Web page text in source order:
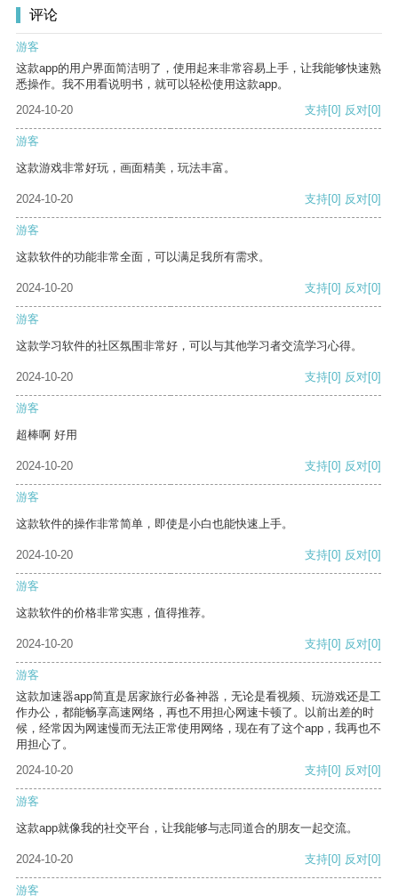
评论
游客
这款app的用户界面简洁明了，使用起来非常容易上手，让我能够快速熟
悉操作。我不用看说明书，就可以轻松使用这款app。
2024-10-20
支持[0] 反对[0]
游客
这款游戏非常好玩，画面精美，玩法丰富。
2024-10-20 支持[0] 反对[0]
游客
这款软件的功能非常全面，可以满足我所有需求。
2024-10-20 支持[0] 反对[0]
游客
这款学习软件的社区氛围非常好，可以与其他学习者交流学习心得。
2024-10-20 支持[0] 反对[0]
游客
超棒啊 好用
2024-10-20 支持[0] 反对[0]
游客
这款软件的操作非常简单，即使是小白也能快速上手。
2024-10-20 支持[0] 反对[0]
游客
这款软件的价格非常实惠，值得推荐。
2024-10-20 支持[0] 反对[0]
游客
这款加速器app简直是居家旅行必备神器，无论是看视频、玩游戏还是工
作办公，都能畅享高速网络，再也不用担心网速卡顿了。以前出差的时
候，经常因为网速慢而无法正常使用网络，现在有了这个app，我再也不
用担心了。
2024-10-20
支持[0] 反对[0]
游客
这款app就像我的社交平台，让我能够与志同道合的朋友一起交流。
2024-10-20 支持[0] 反对[0]
游客